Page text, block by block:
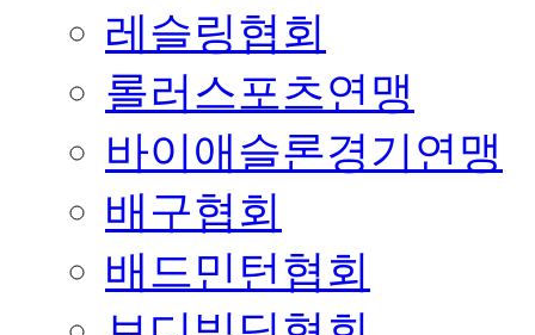
레슬링협회
롤러스포츠연맹
바이애슬론경기연맹
배구협회
배드민턴협회